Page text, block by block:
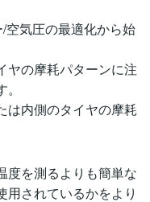
空気圧の最適化から始
ヤの摩耗パターンに注
は内側のタイヤの摩耗
度を測るよりも簡単な
用されているかをより